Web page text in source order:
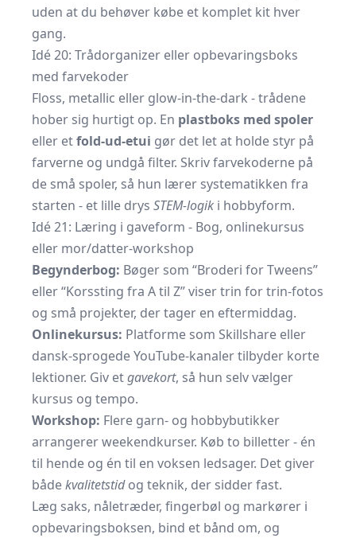
uden at du behøver købe et komplet kit hver
gang.
Idé 20: Trådorganizer eller opbevaringsboks
med farvekoder
Floss, metallic eller glow-in-the-dark - trådene
hober sig hurtigt op. En plastboks med spoler
eller etfold-ud-etui gør det let at holde styr på
farverne og undgå filter. Skriv farvekoderne på
de små spoler, så hun lærer systematikken fra
starten - et lille drys STEM-logik i hobbyform.
Idé 21: Læring i gaveform - Bog, onlinekursus
eller mor/datter-workshop
Begynderbog: Bøger som “Broderi for Tweens”
eller “Korssting fra A til Z” viser trin for trin-fotos
og små projekter, der tager en eftermiddag.
Onlinekursus: Platforme som Skillshare eller
dansk-sprogede YouTube-kanaler tilbyder korte
lektioner. Giv etgavekort, så hun selv vælger
kursus og tempo.
Workshop: Flere garn- og hobbybutikker
arrangerer weekendkurser. Køb to billetter - én
til hende og én til en voksen ledsager. Det giver
bådekvalitetstidog teknik, der sidder fast.
Læg saks, nåletræder, fingerbøl og markører i
opbevaringsboksen, bind et bånd om, og